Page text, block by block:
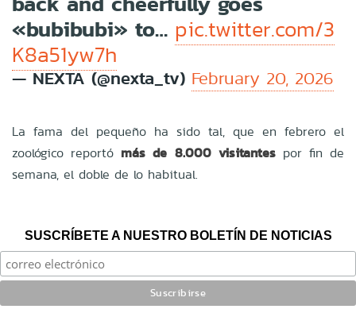
«bubibubi» to… pic.twitter.com/3
K8a51yw7h
— NEXTA (@nexta_tv) February 20, 2026
La fama del pequeño ha sido tal, que en febrero el
zoológico reportó más de 8.000 visitantespor fin de
semana, el doble de lo habitual.
SUSCRÍBETE A NUESTRO BOLETÍN DE NOTICIAS